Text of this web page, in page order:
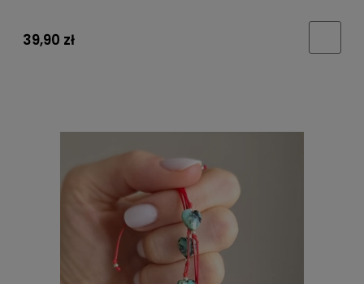
39,90 zł